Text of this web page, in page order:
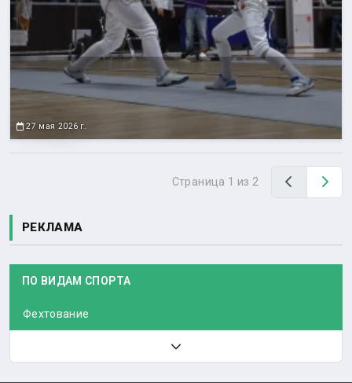
27 мая 2026 г.
Страница 1 из 2 Назад
РЕКЛАМА
ПО ВИДАМ СПОРТА
Фехтование